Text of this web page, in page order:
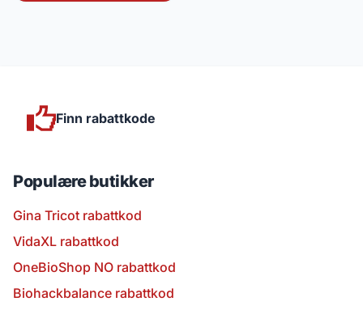
Finn rabattkode
Populære butikker
Gina Tricot rabattkod
VidaXL rabattkod
OneBioShop NO rabattkod
Biohackbalance rabattkod